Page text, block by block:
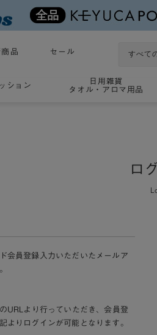
商品 セール
ション
日用雑貨
タオル・アロマ用品
ロ
会員登録入力いただいたメールア
URLより行っていただき、会員登
よりログインが可能となります。